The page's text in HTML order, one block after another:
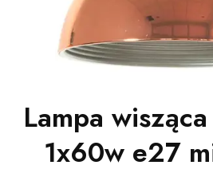
Lampa
1x60w e27